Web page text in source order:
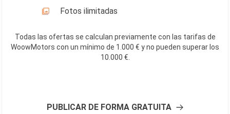
Fotos ilimitadas
Todas las ofertas se calculan previamente con las tarifas de
WoowMotors con un mínimo de 1.000 € y no pueden superar los
10.000 €
PUBLICAR DE FORMA GRATUITA